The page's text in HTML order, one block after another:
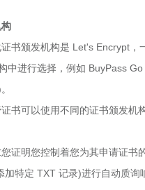
颁发机构是 Let's Encrypt，
中进行选择，例如 BuyPass
可以使用不同的证书颁发机
明您控制着您为其申请证书
加特定 TXT 记录)进行自动质